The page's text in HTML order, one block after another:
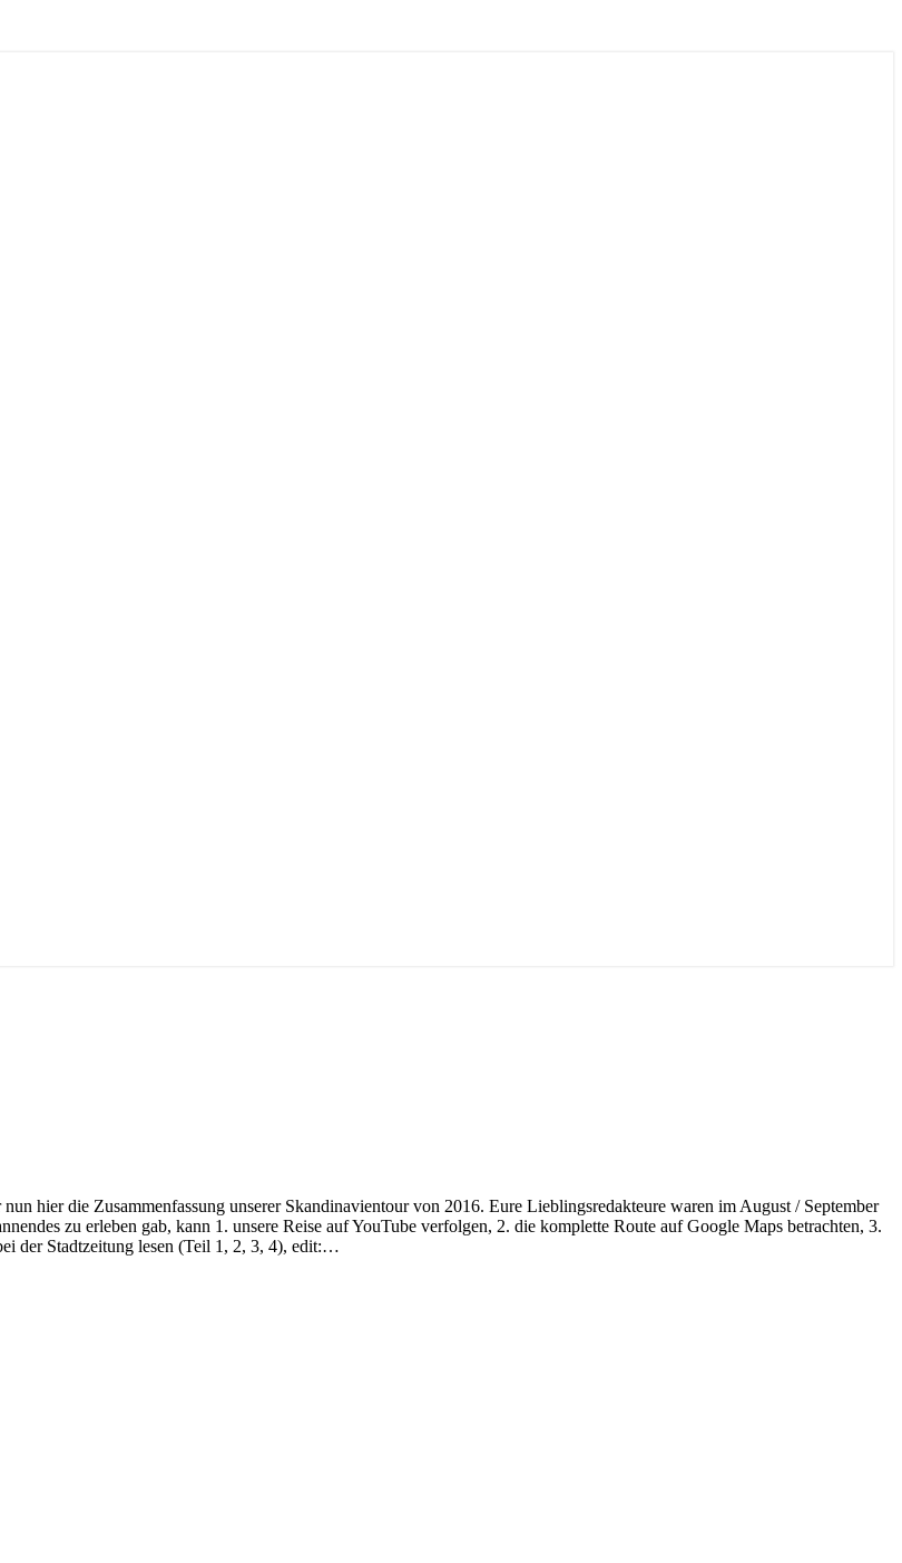
hier die Zusammenfassung unserer Skandinavientour von 2016. Eure Lieblingsredakteure waren im August / September
zu erleben gab, kann 1. unsere Reise auf YouTube verfolgen, 2. die komplette Route auf Google Maps betrachten, 3.
der Stadtzeitung lesen (Teil 1, 2, 3, 4), edit:…